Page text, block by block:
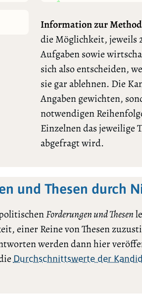
Information zur
die Möglichkeit, jeweils
Aufgaben sowie
sich also entscheiden,
sie gar ablehnen. Die
Angaben gewichten,
notwendigen
Einzelnen das
abgefragt wird.
und Thesen durch
Forderungen und Thesen
einer Reine von Thesen
werden dann hier
Durchschnittswerte der